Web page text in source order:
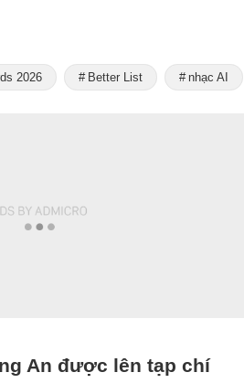
2026 Better List nhạc AI
An được lên tạp chí